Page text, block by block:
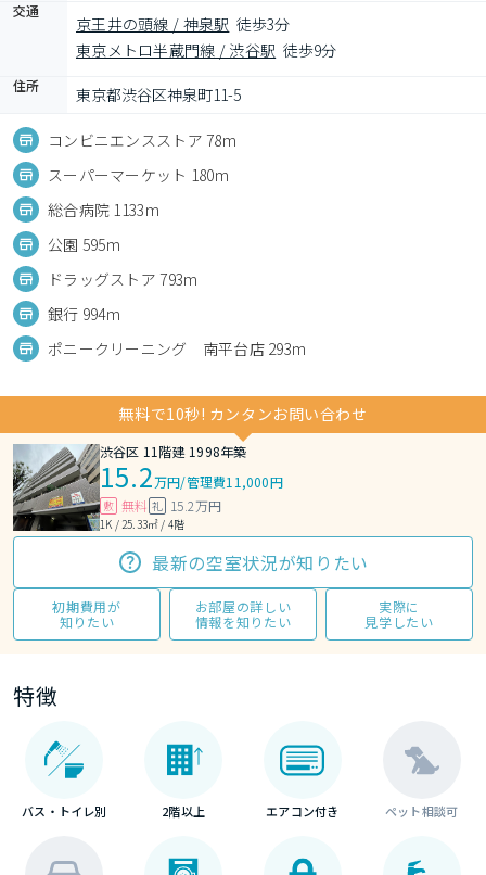
交通
京王井の頭線 / 神泉駅 徒歩3分
東京メトロ半蔵門線 / 渋谷駅 徒歩9分
住所 東京都渋谷区神泉町11-5
コンビニエンスストア 78m
スーパーマーケット 180m
総合病院 1133m
公園 595m
ドラッグストア 793m
銀行 994m
ポニークリーニング 南平台店 293m
無料で10秒! カンタンお問い合わせ
渋谷区 11階建 1998年築
15.2万円/管理費11,000円
敷 無料 礼 15.2万円
1K / 25.33㎡ / 4階
最新の空室状況が知りたい
初期費用が
知りたい
お部屋の詳しい
情報を知りたい
実際に
見学したい
特徴
バス・トイレ別 2階以上 エアコン付き ペット相談可